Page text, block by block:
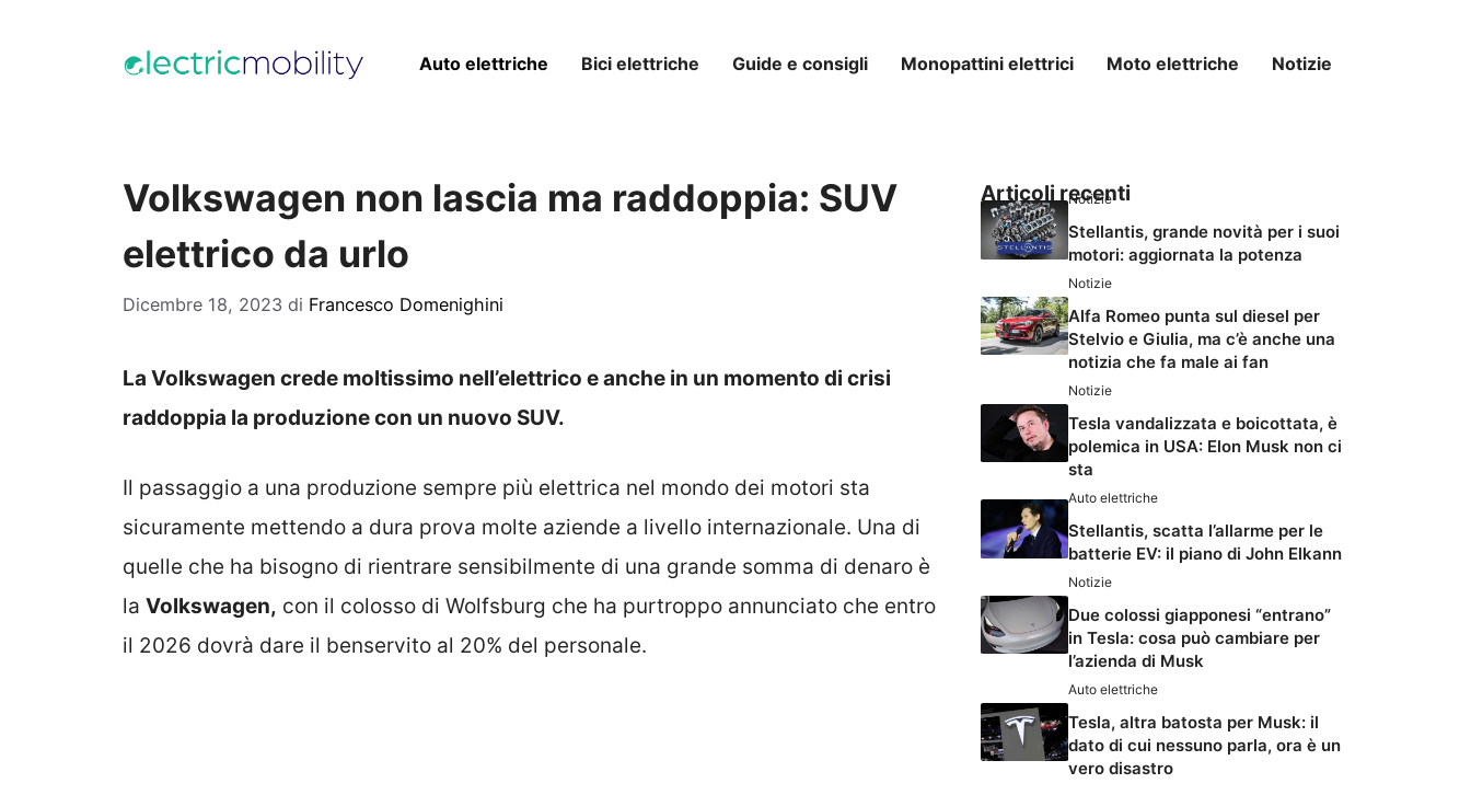
Auto elettriche Bici elettriche Guide e consigli Monopattini elettrici Moto elettriche Notizie
Volkswagen non lascia ma raddoppia: SUV
elettrico da urlo
Dicembre 18, 2023 di Francesco Domenighini
La Volkswagen crede moltissimo nell’elettrico e anche in un momento di crisi
raddoppia la produzione con un nuovo SUV.
Il passaggio a una produzione sempre più elettrica nel mondo dei motori sta
sicuramente mettendo a dura prova molte aziende a livello internazionale. Una di
quelle che ha bisogno di rientrare sensibilmente di una grande somma di denaro è
la Volkswagen, con il colosso di Wolfsburg che ha purtroppo annunciato che entro
il 2026 dovrà dare il benservito al 20% del personale.
Articoli recenti
Notizie
Stellantis, grande novità per i suoi
motori: aggiornata la potenza
Notizie
Alfa Romeo punta sul diesel per
Stelvio e Giulia, ma c’è anche una
notizia che fa male ai fan
Notizie
Tesla vandalizzata e boicottata, è
polemica in USA: Elon Musk non ci
sta
Auto elettriche
Stellantis, scatta l’allarme per le
batterie EV: il piano di John Elkann
Notizie
Due colossi giapponesi “entrano”
in Tesla: cosa può cambiare per
l’azienda di Musk
Auto elettriche
Tesla, altra batosta per Musk: il
dato di cui nessuno parla, ora è un
vero disastro